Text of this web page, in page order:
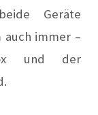
Geräte
immer –
und der